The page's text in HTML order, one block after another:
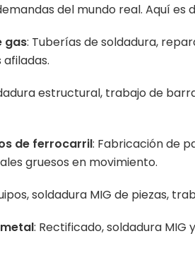
del mundo real. Aquí es
gas: Tuberías de soldadura,
estructural, trabajo de
de ferrocarril: Fabricación de
gruesos en movimiento.
soldadura MIG de piezas,
: Rectificado, soldadura